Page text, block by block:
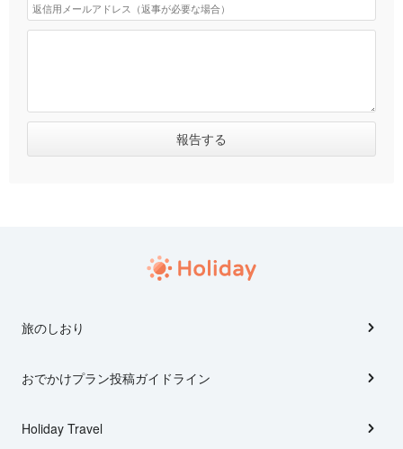
旅のしおり
おでかけプラン投稿ガイドライン
Holiday Travel